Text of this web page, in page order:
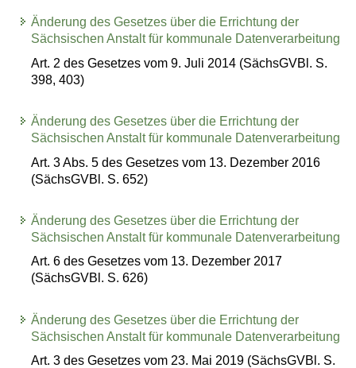
Änderung des Gesetzes über die Errichtung der
Sächsischen Anstalt für kommunale Datenverarbeitung
Art. 2 des Gesetzes vom 9. Juli 2014 (SächsGVBl. S.
398, 403)
Änderung des Gesetzes über die Errichtung der
Sächsischen Anstalt für kommunale Datenverarbeitung
Art. 3 Abs. 5 des Gesetzes vom 13. Dezember 2016
(SächsGVBl. S. 652)
Änderung des Gesetzes über die Errichtung der
Sächsischen Anstalt für kommunale Datenverarbeitung
Art. 6 des Gesetzes vom 13. Dezember 2017
(SächsGVBl. S. 626)
Änderung des Gesetzes über die Errichtung der
Sächsischen Anstalt für kommunale Datenverarbeitung
Art. 3 des Gesetzes vom 23. Mai 2019 (SächsGVBl. S.